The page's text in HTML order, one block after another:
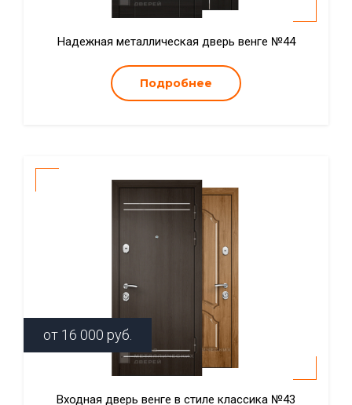
Надежная металлическая дверь венге №44
Подробнее
от 16 000 руб.
Входная дверь венге в стиле классика №43